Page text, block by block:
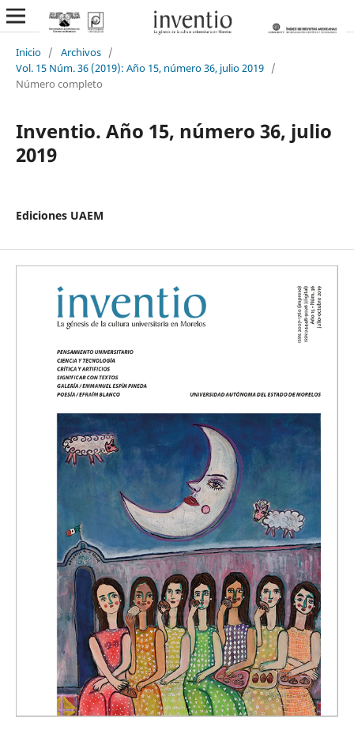
Inicio / Archivos /
Vol. 15 Núm. 36 (2019): Año 15, número 36, julio 2019 /
Número completo
Inventio. Año 15, número 36, julio
2019
Ediciones UAEM